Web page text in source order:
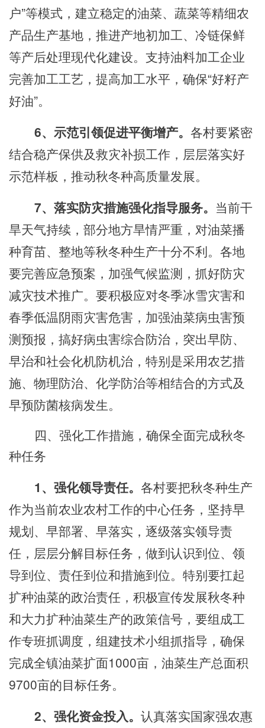
户”等模式，建立稳定的油菜、蔬菜等精细农
产品生产基地，推进产地初加工、冷链保鲜
等产后处理现代化建设。支持油料加工企业
完善加工工艺，提高加工水平，确保“好籽产
好油”。
6、示范引领促进平衡增产。 各村要紧密
结合稳产保供及救灾补损工作，层层落实好
示范样板，推动秋冬种高质量发展。
7、落实防灾措施强化指导服务。 当前干
旱天气持续，部分地方旱情严重，对油菜播
种育苗、整地等秋冬种生产十分不利。各地
要完善应急预案，加强气候监测，抓好防灾
减灾技术推广。要积极应对冬季冰雪灾害和
春季低温阴雨灾害危害，加强油菜病虫害预
测预报，搞好病虫害综合防治，突出早防、
早治和社会化机防机治，特别是采用农艺措
施、物理防治、化学防治等相结合的方式及
早预防菌核病发生。
四、强化工作措施，确保全面完成秋冬
种任务
1、强化领导责任。 各村要把秋冬种生产
作为当前农业农村工作的中心任务，坚持早
规划、 早部署、 早落实，逐级落实领导责
任，层层分解目标任务，做到认识到位、领
导到位、责任到位和措施到位。特别要扛起
扩种油菜的政治责任，积极宣传发展秋冬种
和大力扩种油菜生产的政策信号，要组成工
作专班抓调度，组建技术小组抓指导，确保
完成全镇油菜扩面1000亩，油菜生产总面积
9700亩的目标任务。
2、强化资金投入。 认真落实国家强农惠